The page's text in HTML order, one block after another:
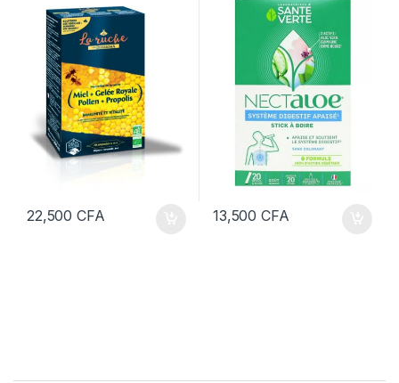
22,500CFA 13,500CFA